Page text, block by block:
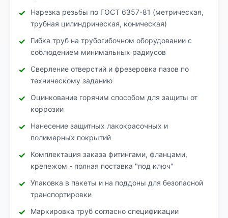
Нарезка резьбы по ГОСТ 6357-81 (метрическая,
трубная цилиндрическая, коническая)
Гибка труб на трубогибочном оборудовании с
соблюдением минимальных радиусов
Сверление отверстий и фрезеровка пазов по
техническому заданию
Оцинкование горячим способом для защиты от
коррозии
Нанесение защитных лакокрасочных и
полимерных покрытий
Комплектация заказа фитингами, фланцами,
крепежом - полная поставка "под ключ"
Упаковка в пакеты и на поддоны для безопасной
транспортировки
Маркировка труб согласно спецификации